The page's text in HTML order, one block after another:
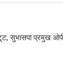
सुभासपा प्रमुख